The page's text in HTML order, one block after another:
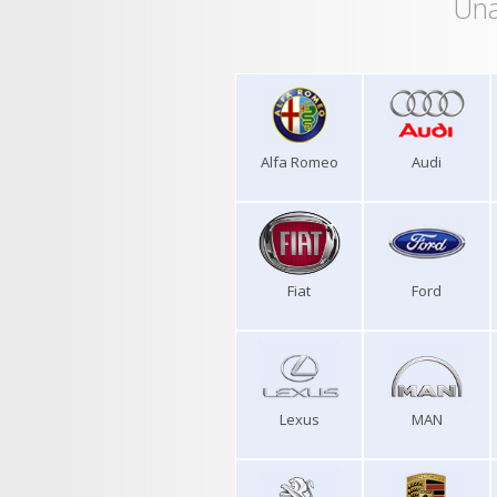
Alfa Romeo Audi
Fiat Ford
Lexus MAN